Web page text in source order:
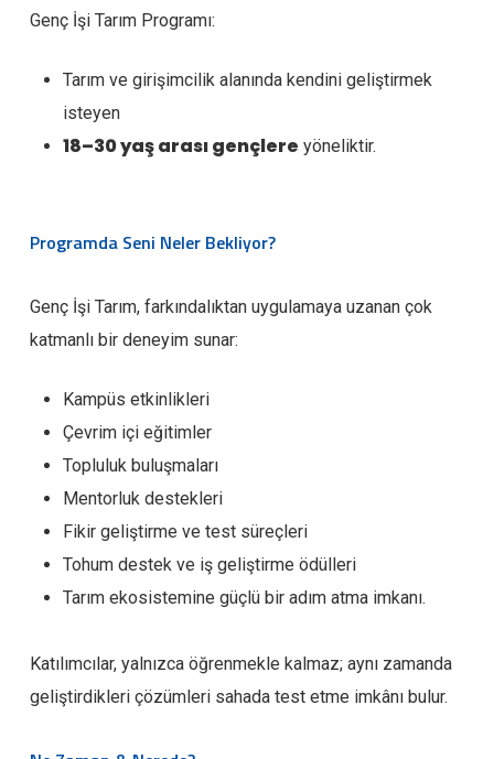
Genç İşi Tarım Programı:
Tarım ve girişimcilik alanında kendini geliştirmek
isteyen
18–30 yaş arası gençlere yöneliktir.
Programda Seni Neler Bekliyor?
Genç İşi Tarım, farkındalıktan uygulamaya uzanan çok
katmanlı bir deneyim sunar:
Kampüs etkinlikleri
Çevrim içi eğitimler
Topluluk buluşmaları
Mentorluk destekleri
Fikir geliştirme ve test süreçleri
Tohum destek ve iş geliştirme ödülleri
Tarım ekosistemine güçlü bir adım atma imkanı.
Katılımcılar, yalnızca öğrenmekle kalmaz; aynı zamanda
geliştirdikleri çözümleri sahada test etme imkânı bulur.